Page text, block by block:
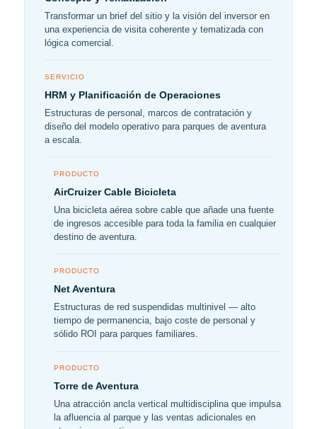
Transformar un brief del sitio y la visión del inversor en
una experiencia de visita coherente y tematizada con
lógica comercial.
SERVICIO
HRM y Planificación de Operaciones
Estructuras de personal, marcos de contratación y
diseño del modelo operativo para parques de aventura
a escala.
PRODUCTO
AirCruizer Cable Bicicleta
Una bicicleta aérea sobre cable que añade una fuente
de ingresos accesible para toda la familia en cualquier
destino de aventura.
PRODUCTO
Net Aventura
Estructuras de red suspendidas multinivel — alto
tiempo de permanencia, bajo coste de personal y
sólido ROI para parques familiares.
PRODUCTO
Torre de Aventura
Una atracción ancla vertical multidisciplina que impulsa
la afluencia al parque y las ventas adicionales en